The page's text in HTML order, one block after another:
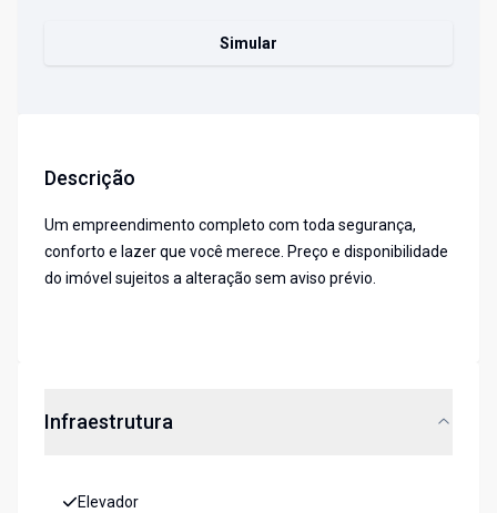
Simular
Descrição
Um empreendimento completo com toda segurança,
conforto e lazer que você merece. Preço e disponibilidade
do imóvel sujeitos a alteração sem aviso prévio.
Infraestrutura
Elevador